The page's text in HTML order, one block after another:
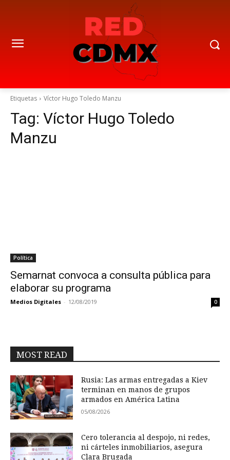
Etiquetas Víctor Hugo Toledo Manzu
Tag: Víctor Hugo Toledo
Manzu
Política
Semarnat convoca a consulta pública para
elaborar su programa
Medios Digitales - 12/08/2019 0
MOST READ
Rusia: Las armas entregadas a Kiev
terminan en manos de grupos
armados en América Latina
05/08/2026
Cero tolerancia al despojo, ni redes,
ni cárteles inmobiliarios, asegura
Clara Brugada